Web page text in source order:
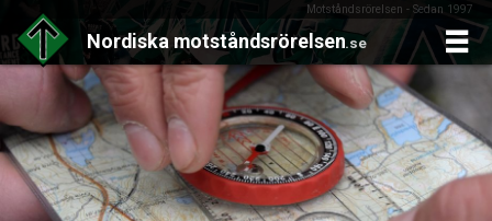
Motståndsrörelsen - Sedan 1997
Nordiska motståndsrörelsen.se
Skip
to
content